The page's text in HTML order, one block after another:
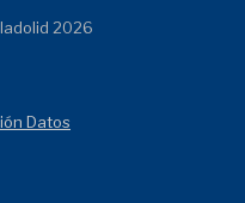
2026
Datos